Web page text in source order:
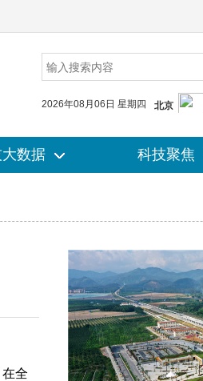
2026年08月06日 星期四
数据
数据 科技聚焦
科技聚焦
全